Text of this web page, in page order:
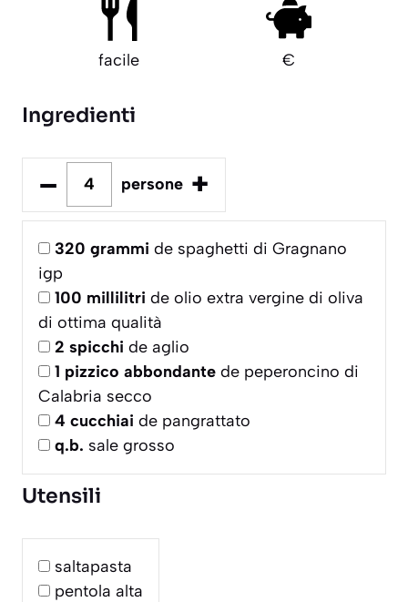
facile €
Ingredienti
– persone +
320 grammi de spaghetti di Gragnano
igp
100 millilitri de olio extra vergine di oliva
di ottima qualità
2 spicchi de aglio
1 pizzico abbondante de peperoncino di
Calabria secco
4 cucchiai de pangrattato
q.b. sale grosso
Utensili
saltapasta
pentola alta